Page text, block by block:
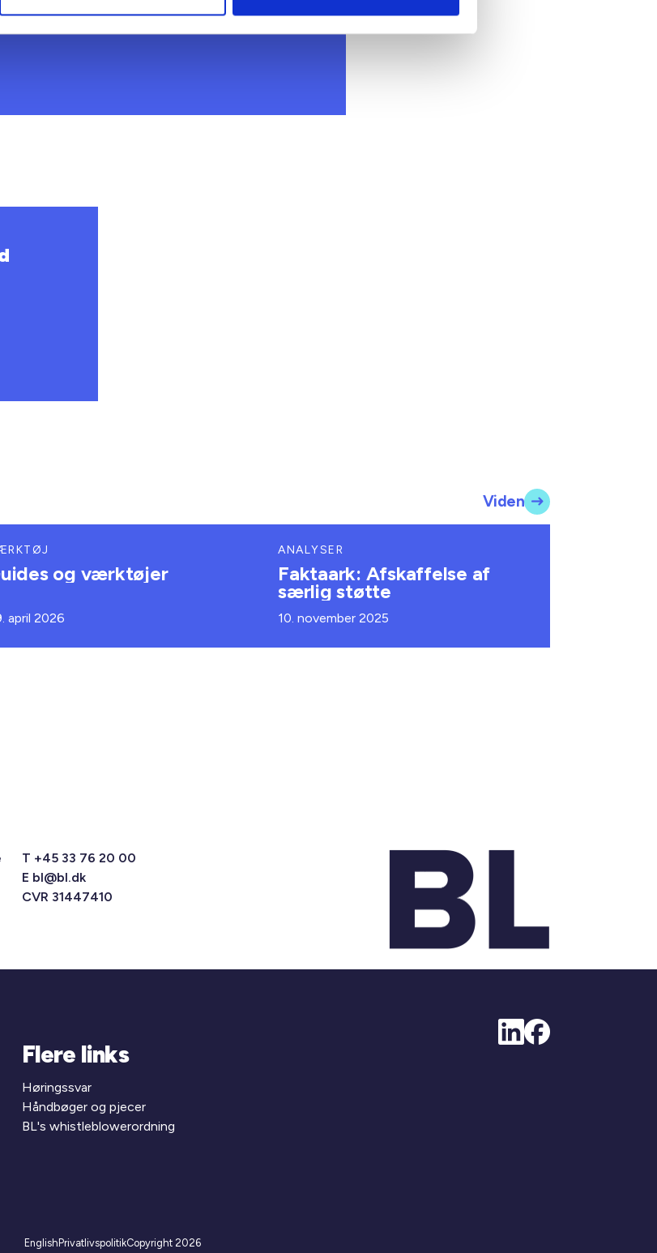
Viden
og værktøjer
april 2026
ANALYSER
Faktaark: Afskaffelse af
særlig støtte
10. november 2025
T +45 33 76 20 00
E bl@bl.dk
CVR 31447410
Flere links
Høringssvar
Håndbøger og pjecer
BL's whistleblowerordning
English PrivatlivspolitikCopyright 2026